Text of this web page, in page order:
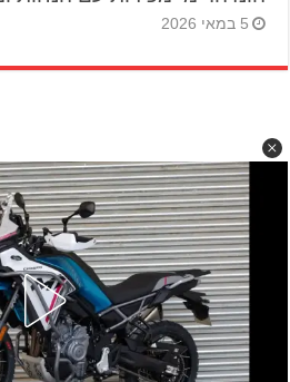
5 במאי 2026